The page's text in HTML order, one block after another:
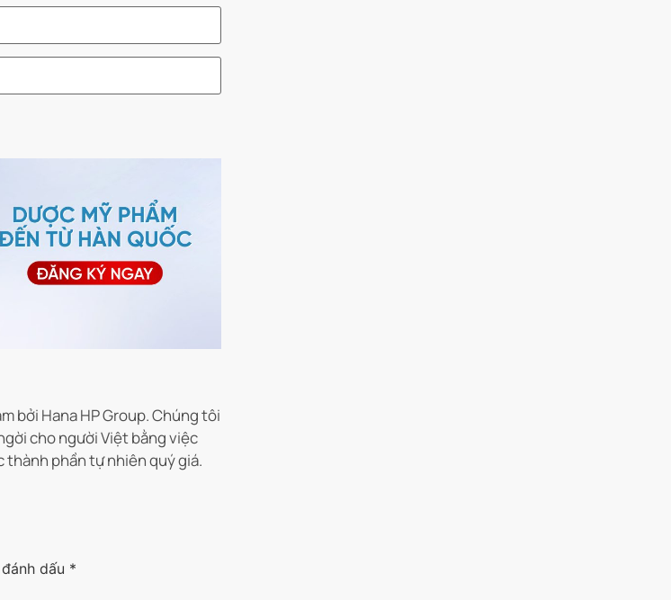
bởi Hana HP Group. Chúng tôi
cho người Việt bằng việc
thành phần tự nhiên quý giá.
dấu *